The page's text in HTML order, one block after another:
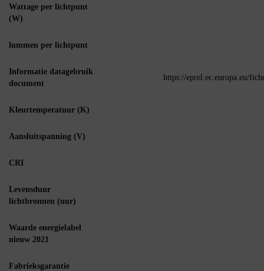
Wattage per lichtpunt
(W)
lummen per lichtpunt
Informatie datagebruik
document
https://eprel.ec.europa.eu/
Kleurtemperatuur (K)
Aansluitspanning (V)
CRI
Levensduur
lichtbronnen (uur)
Waarde energielabel
nieuw 2021
Fabrieksgarantie